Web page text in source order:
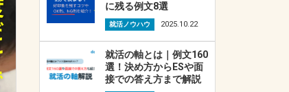
に残る例文8選
就活ノウハウ 2025.10.22
就活の軸とは｜例文160
選！決め方からESや面
接での答え方まで解説